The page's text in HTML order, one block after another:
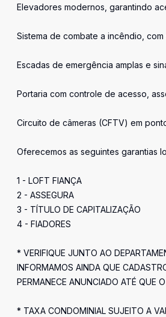
Elevadores modernos, garantindo
Sistema de combate a incêndio,
Escadas de emergência amplas e
Portaria com controle de acesso,
Circuito de câmeras (CFTV) em
Oferecemos as seguintes garantias
1 - LOFT FIANÇA
2 - ASSEGURA
3 - TÍTULO DE CAPITALIZAÇÃO
4 - FIADORES
* VERIFIQUE JUNTO AO
INFORMAMOS AINDA QUE
PERMANECE ANUNCIADO ATÉ QUE
* TAXA CONDOMINIAL SUJEITO A